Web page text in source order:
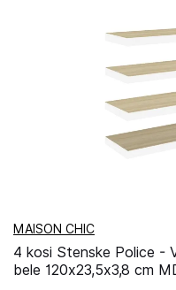
MAISON CHIC
4 kosi Stenske Police -
bele 120x23,5x3,8 cm